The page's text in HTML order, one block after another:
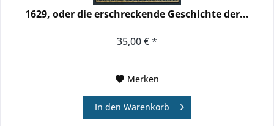
1629, oder die erschreckende Geschichte der...
35,00 € *
Merken
In den Warenkorb